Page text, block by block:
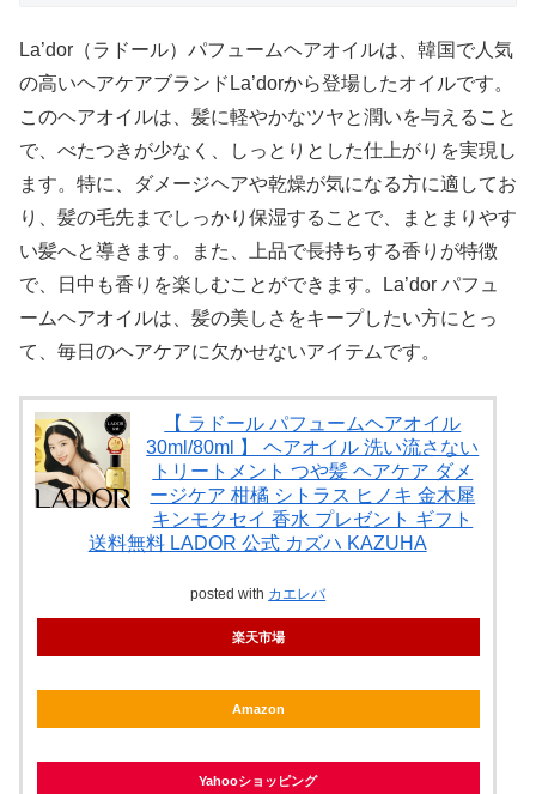
La’dor（ラドール）パフュームヘアオイルは、韓国で人気
の高いヘアケアブランドLa’dorから登場したオイルです。
このヘアオイルは、髪に軽やかなツヤと潤いを与えること
で、べたつきが少なく、しっとりとした仕上がりを実現し
ます。特に、ダメージヘアや乾燥が気になる方に適してお
り、髪の毛先までしっかり保湿することで、まとまりやす
い髪へと導きます。また、上品で長持ちする香りが特徴
で、日中も香りを楽しむことができます。La’dor パフュ
ームヘアオイルは、髪の美しさをキープしたい方にとっ
て、毎日のヘアケアに欠かせないアイテムです。
【 ラドール パフュームヘアオイル
30ml/80ml 】 ヘアオイル 洗い流さない
トリートメント つや髪 ヘアケア ダメ
ージケア 柑橘 シトラス ヒノキ 金木犀
キンモクセイ 香水 プレゼント ギフト
送料無料 LADOR 公式 カズハ KAZUHA
posted with カエレバ
楽天市場
Amazon
Yahooショッピング